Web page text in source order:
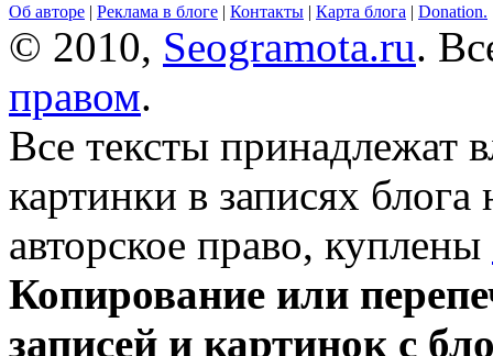
Об авторе | Реклама в блоге | Контакты | Карта блога | Donation.
© 2010, Seogramota.ru.
правом.
Все тексты принадлежат
картинки в записях
авторское право, куплены
Копирование или
записей и картинок с